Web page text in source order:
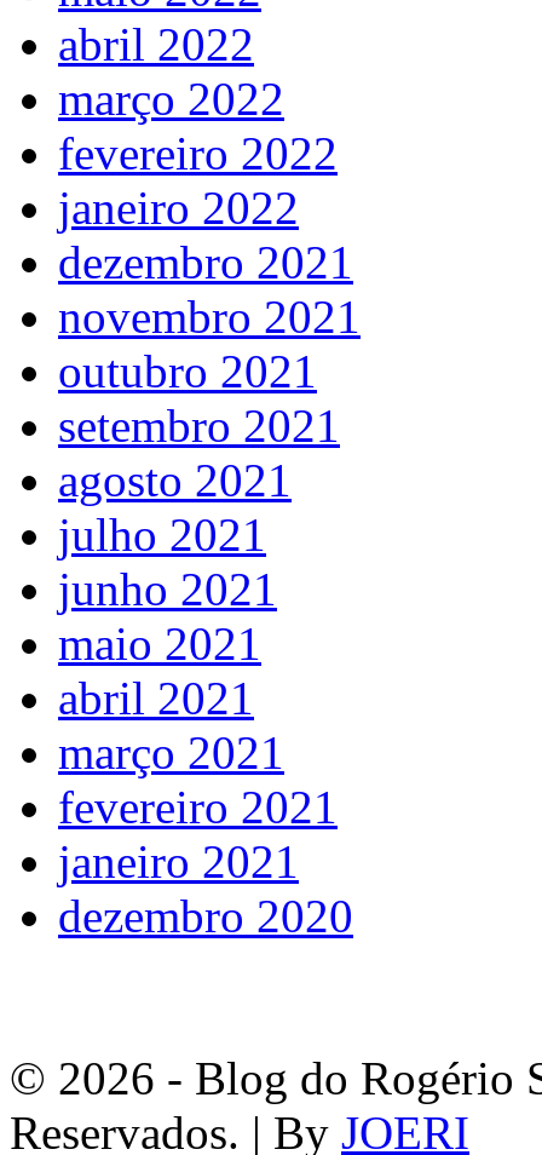
abril 2022
março 2022
fevereiro 2022
janeiro 2022
dezembro 2021
novembro 2021
outubro 2021
setembro 2021
agosto 2021
julho 2021
junho 2021
maio 2021
abril 2021
março 2021
fevereiro 2021
janeiro 2021
dezembro 2020
© 2026 - Blog do Rogério
Reservados. | By JOERI